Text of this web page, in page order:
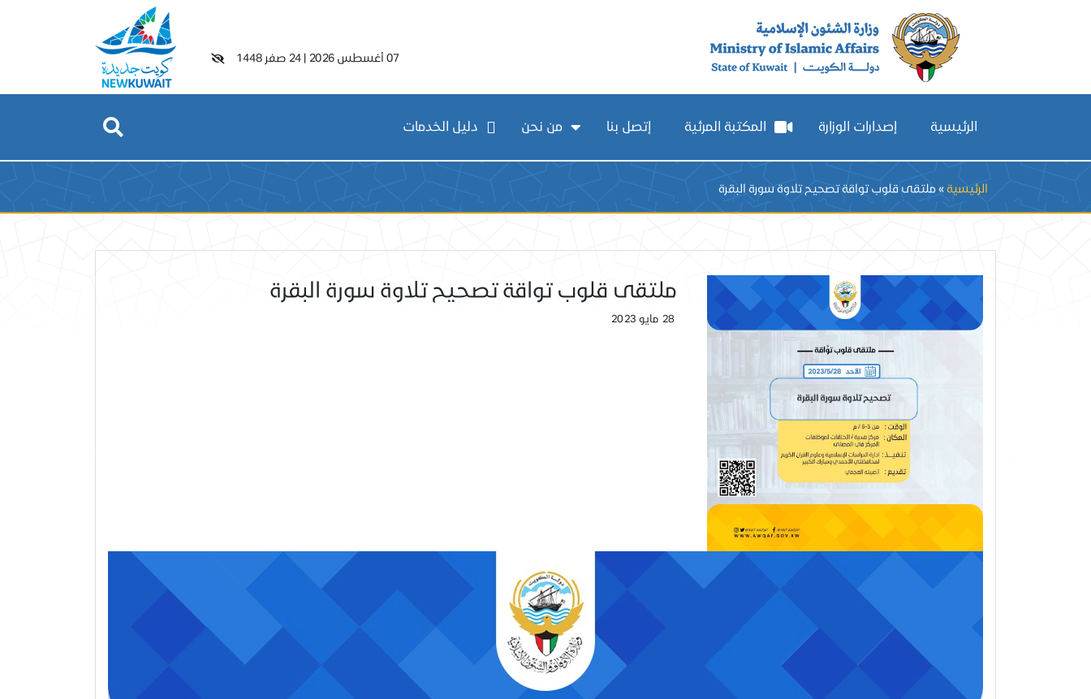
07 أغسطس 2026 | 24 صفر 1448
الرئيسية إصدارات الوزارة المكتبة المرئية إتصل بنا من نحن دليل الخدمات
Breadcrumb
الرئيسية ملتقى قلوب تواقة تصحيح تلاوة سورة البقرة
ملتقى قلوب تواقة تصحيح تلاوة سورة البقرة
28 مايو 2023